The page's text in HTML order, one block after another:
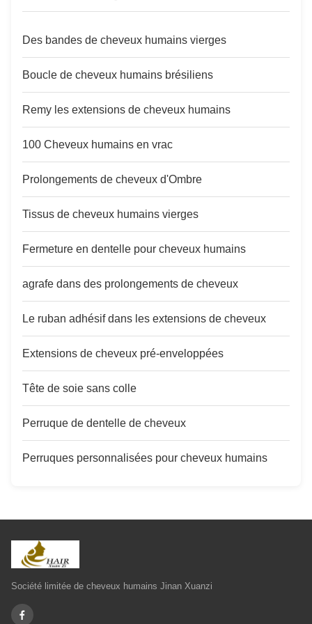
Des bandes de cheveux humains vierges
Boucle de cheveux humains brésiliens
Remy les extensions de cheveux humains
100 Cheveux humains en vrac
Prolongements de cheveux d'Ombre
Tissus de cheveux humains vierges
Fermeture en dentelle pour cheveux humains
agrafe dans des prolongements de cheveux
Le ruban adhésif dans les extensions de cheveux
Extensions de cheveux pré-enveloppées
Tête de soie sans colle
Perruque de dentelle de cheveux
Perruques personnalisées pour cheveux humains
Société limitée de cheveux humains Jinan Xuanzi